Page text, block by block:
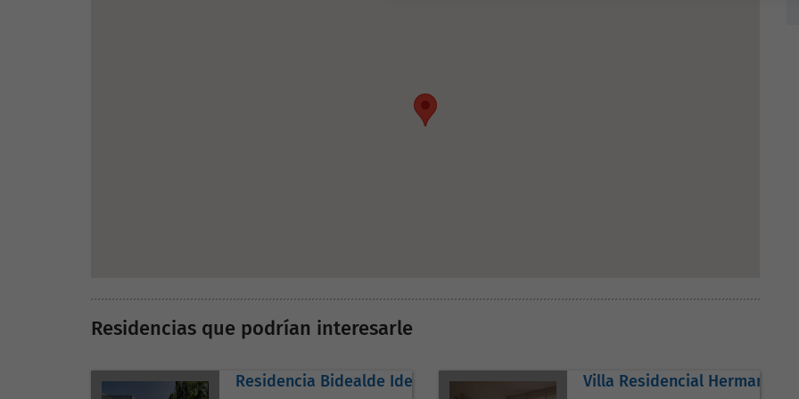
Residencias que podrían interesarle
Residencia Bidealde Idea Villa Residencial Hermano